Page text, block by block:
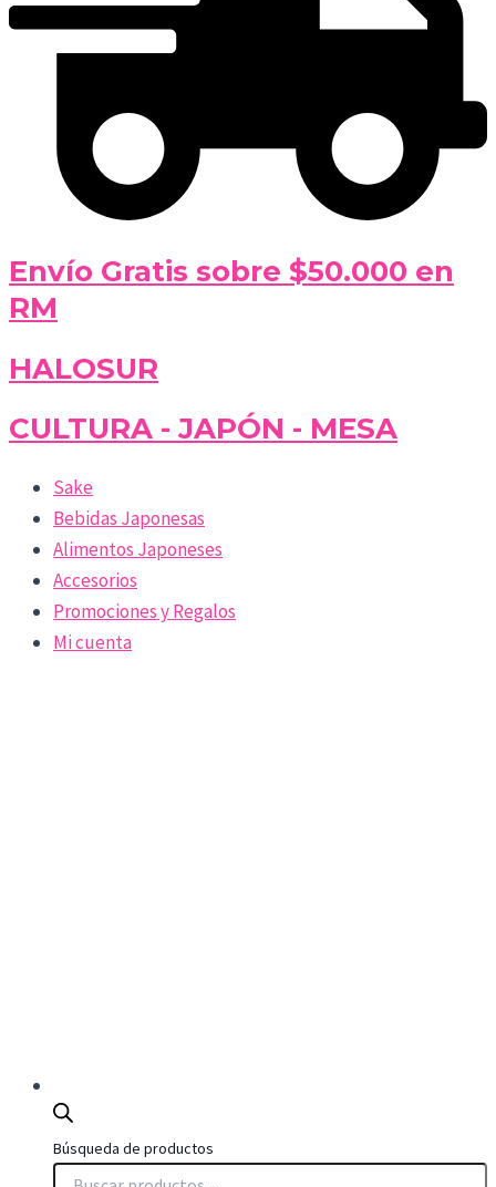
Envío Gratis sobre $50.000 en
RM
HALOSUR
CULTURA - JAPÓN - MESA
Sake
Bebidas Japonesas
Alimentos Japoneses
Accesorios
Promociones y Regalos
Mi cuenta
Búsqueda de productos